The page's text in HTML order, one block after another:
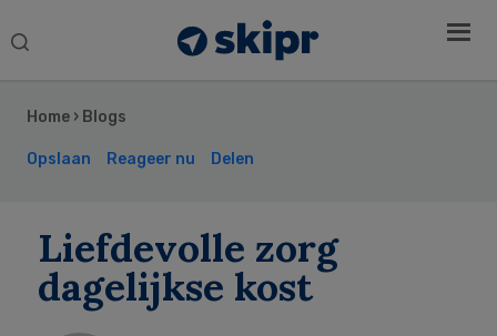
Search
Home › Blogs
Opslaan Reageer nu Delen
Liefdevolle zorg
dagelijkse kost
Sidebar